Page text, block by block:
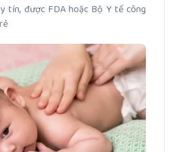
tín, được FDA hoặc Bộ Y tế công